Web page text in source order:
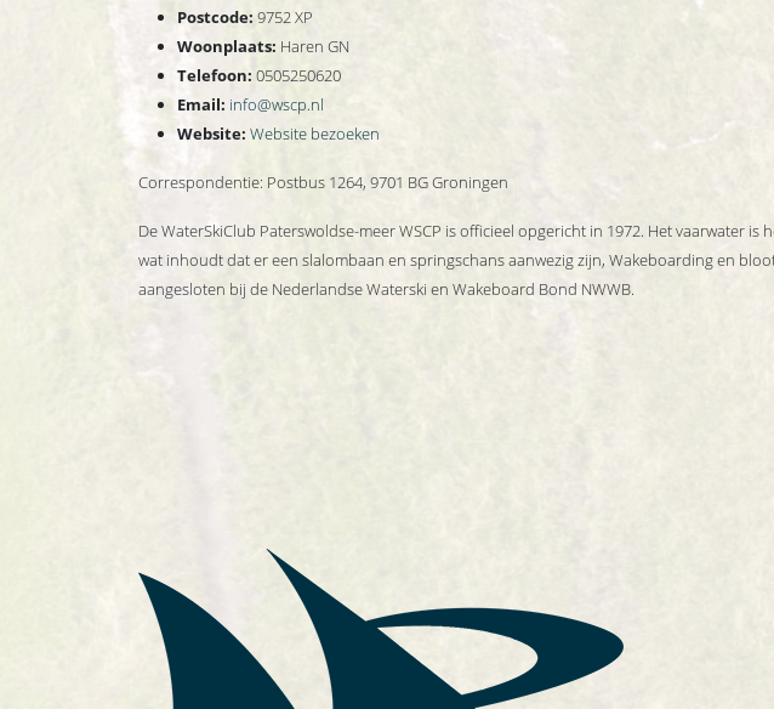
Postcode: 9752 XP
Woonplaats: Haren GN
Telefoon: 0505250620
Email: info@wscp.nl
Website: Website bezoeken
Correspondentie: Postbus 1264, 9701 BG Groningen
De WaterSkiClub Paterswoldse-meer WSCP is officieel opgericht in 1972. Het vaarwater
wat inhoudt dat er een slalombaan en springschans aanwezig zijn, Wakeboarding en
aangesloten bij de Nederlandse Waterski en Wakeboard Bond NWWB.